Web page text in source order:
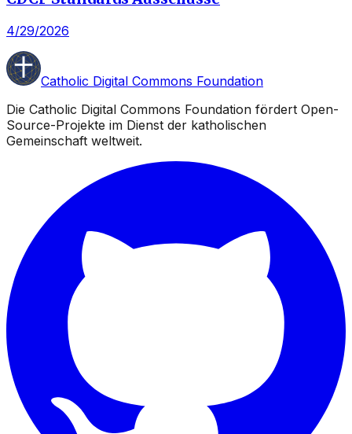
4/29/2026
Catholic Digital Commons Foundation
Die Catholic Digital Commons Foundation fördert Open-
Source-Projekte im Dienst der katholischen
Gemeinschaft weltweit.